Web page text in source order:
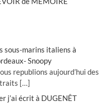
sous-marins italiens à
Snoopy
republions aujourd’hui des
[…]
j’ai écrit à DUGENÊT